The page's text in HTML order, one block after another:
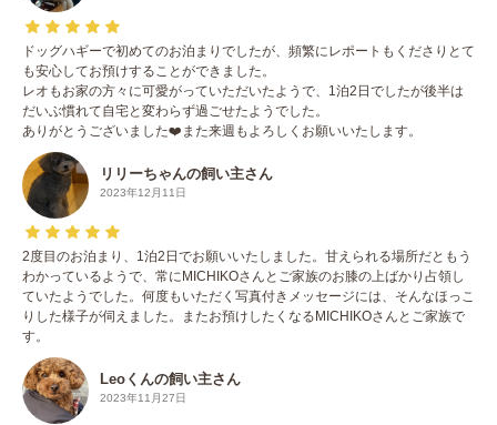
ドッグハギーで初めてのお泊まりでしたが、頻繁にレポートもくださりとて
も安心してお預けすることができました。
レオもお家の方々に可愛がっていただいたようで、1泊2日でしたが後半は
だいぶ慣れて自宅と変わらず過ごせたようでした。
ありがとうございました❤️また来週もよろしくお願いいたします。
リリーちゃんの飼い主さん
2023年12月11日
2度目のお泊まり、1泊2日でお願いいたしました。甘えられる場所だともう
わかっているようで、常にMICHIKOさんとご家族のお膝の上ばかり占領し
ていたようでした。何度もいただく写真付きメッセージには、そんなほっこ
りした様子が伺えました。またお預けしたくなるMICHIKOさんとご家族で
す。
Leoくんの飼い主さん
2023年11月27日